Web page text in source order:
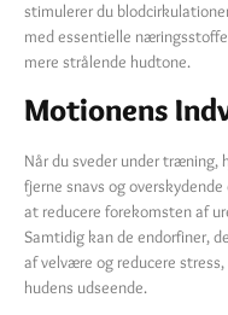
stimulerer du
med essentielle
mere strålende hudtone.
Motionens
Når du sveder under
fjerne snavs og
at reducere forekomsten af
Samtidig kan de endorfiner,
af velvære og reducere
hudens udseende.